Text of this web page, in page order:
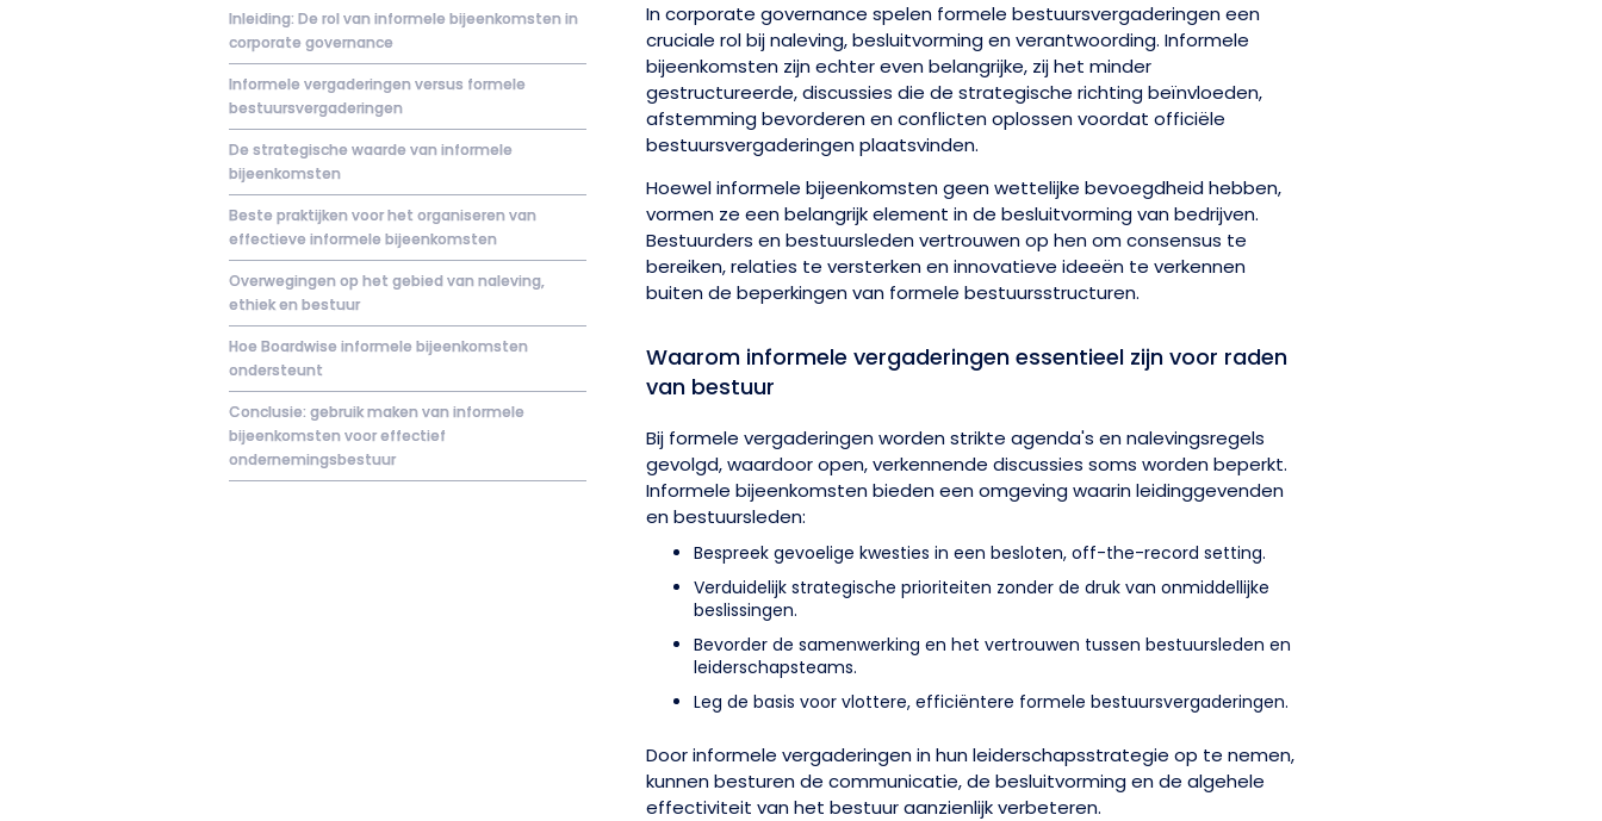
Inleiding: De rol van informele bijeenkomsten in
corporate governance
Informele vergaderingen versus formele
bestuursvergaderingen
De strategische waarde van informele
bijeenkomsten
Beste praktijken voor het organiseren van
effectieve informele bijeenkomsten
Overwegingen op het gebied van naleving,
ethiek en bestuur
Hoe Boardwise informele bijeenkomsten
ondersteunt
Conclusie: gebruik maken van informele
bijeenkomsten voor effectief
ondernemingsbestuur
In corporate governance spelen formele bestuursvergaderingen een
cruciale rol bij naleving, besluitvorming en verantwoording. Informele
bijeenkomsten zijn echter even belangrijke, zij het minder
gestructureerde, discussies die de strategische richting beïnvloeden,
afstemming bevorderen en conflicten oplossen voordat officiële
bestuursvergaderingen plaatsvinden.
Hoewel informele bijeenkomsten geen wettelijke bevoegdheid hebben,
vormen ze een belangrijk element in de besluitvorming van bedrijven.
Bestuurders en bestuursleden vertrouwen op hen om consensus te
bereiken, relaties te versterken en innovatieve ideeën te verkennen
buiten de beperkingen van formele bestuursstructuren.
Waarom informele vergaderingen essentieel zijn voor raden
van bestuur
Bij formele vergaderingen worden strikte agenda's en nalevingsregels
gevolgd, waardoor open, verkennende discussies soms worden beperkt.
Informele bijeenkomsten bieden een omgeving waarin leidinggevenden
en bestuursleden:
Bespreek gevoelige kwesties in een besloten, off-the-record setting.
Verduidelijk strategische prioriteiten zonder de druk van onmiddellijke
beslissingen.
Bevorder de samenwerking en het vertrouwen tussen bestuursleden en
leiderschapsteams.
Leg de basis voor vlottere, efficiëntere formele bestuursvergaderingen.
Door informele vergaderingen in hun leiderschapsstrategie op te nemen,
kunnen besturen de communicatie, de besluitvorming en de algehele
effectiviteit van het bestuur aanzienlijk verbeteren.